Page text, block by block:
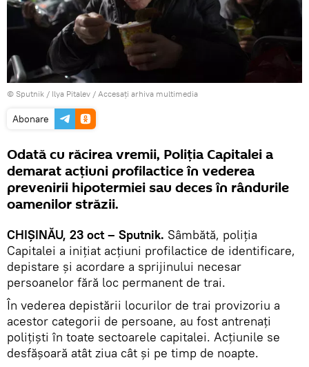
© Sputnik / Ilya Pitalev / Accesați arhiva multimedia
Abonare
Odată cu răcirea vremii, Poliția Capitalei a
demarat acțiuni profilactice în vederea
prevenirii hipotermiei sau deces în rândurile
oamenilor străzii.
CHIȘINĂU, 23 oct – Sputnik. Sâmbătă, poliţia
Capitalei a iniţiat acţiuni profilactice de identificare,
depistare şi acordare a sprijinului necesar
persoanelor fără loc permanent de trai.
În vederea depistării locurilor de trai provizoriu a
acestor categorii de persoane, au fost antrenaţi
poliţişti în toate sectoarele capitalei. Acțiunile se
desfășoară atât ziua cât şi pe timp de noapte.